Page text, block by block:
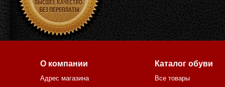
О компании
Адрес магазина
Каталог обуви
Все товары